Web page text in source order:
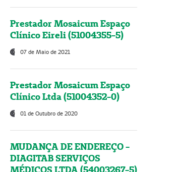
Prestador Mosaicum Espaço
Clínico Eireli (51004355-5)
07 de Maio de 2021
Prestador Mosaicum Espaço
Clínico Ltda (51004352-0)
01 de Outubro de 2020
MUDANÇA DE ENDEREÇO -
DIAGITAB SERVIÇOS